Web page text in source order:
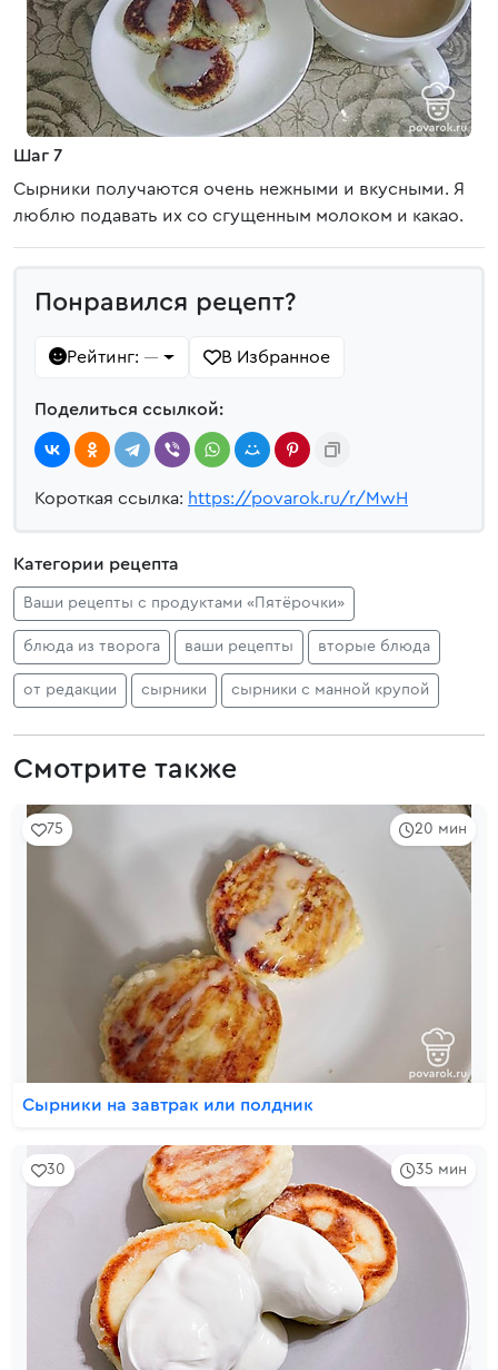
Шаг 7
Сырники получаются очень нежными и вкусными. Я
люблю подавать их со сгущенным молоком и какао.
Понравился рецепт?
Рейтинг: — В Избранное
Поделиться ссылкой:
Короткая ссылка: https://povarok.ru/r/MwH
Категории рецепта
Ваши рецепты с продуктами «Пятёрочки»
блюда из творога ваши рецепты вторые блюда
от редакции сырники сырники с манной крупой
Смотрите также
20 мин
75
Сырники на завтрак или полдник
35 мин
30